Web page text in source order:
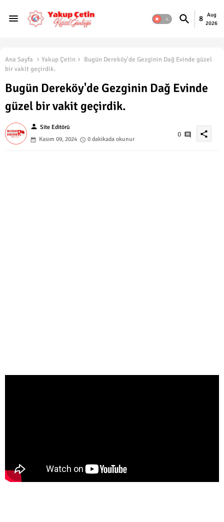
8
Aug
2026
Ana Sayfa Yakup Çetin
Bugün Dereköy'de Gezginin Dağ Evinde güzel
bir vakit geçirdik.
Bugün Dereköy'de Gezginin Dağ Evinde
güzel bir vakit geçirdik.
person Site Editörü
Kasım 09, 2024
0 dakikada okunur
0 share